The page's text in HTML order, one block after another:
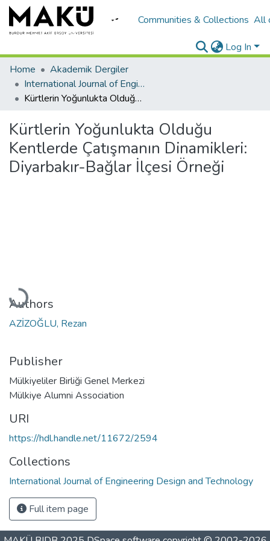
Communities & Collections All
Log In
Home
Akademik Dergiler
International Journal of Engineering Design and Technology
Kürtlerin Yoğunlukta Olduğu Kentlerde Çatışmanın Dinamikleri: Diyarbakır-Bağlar İlçesi Örneği
Kürtlerin Yoğunlukta Olduğu
Kentlerde Çatışmanın Dinamikleri:
Diyarbakır-Bağlar İlçesi Örneği
Loading...
Authors
AZİZOĞLU, Rezan
Publisher
Mülkiyeliler Birliği Genel Merkezi
Mülkiye Alumni Association
URI
https://hdl.handle.net/11672/2594
Collections
International Journal of Engineering Design and Technology
Full item page